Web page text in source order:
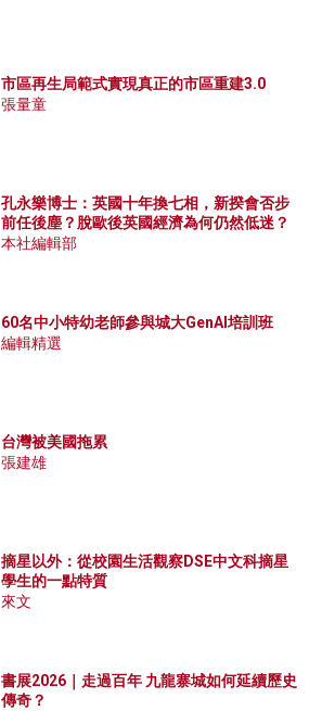
市區再生局範式實現真正的市區重建3.0
張量童
孔永樂博士：英國十年換七相，新揆會否步
前任後塵？脫歐後英國經濟為何仍然低迷？
本社編輯部
60名中小特幼老師參與城大GenAI培訓班
編輯精選
台灣被美國拖累
張建雄
摘星以外：從校園生活觀察DSE中文科摘星
學生的一點特質
來文
書展2026｜走過百年 九龍寨城如何延續歷史
傳奇？